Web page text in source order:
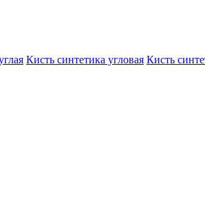
Кисть синтетика угловая Кисть